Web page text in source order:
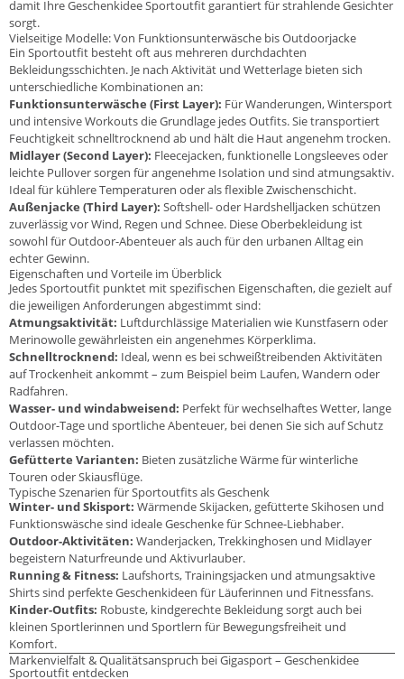
damit Ihre Geschenkidee Sportoutfit garantiert für strahlende Gesichter
sorgt.
Vielseitige Modelle: Von Funktionsunterwäsche bis Outdoorjacke
Ein Sportoutfit besteht oft aus mehreren durchdachten
Bekleidungsschichten. Je nach Aktivität und Wetterlage bieten sich
unterschiedliche Kombinationen an:
Funktionsunterwäsche (First Layer): Für Wanderungen, Wintersport
und intensive Workouts die Grundlage jedes Outfits. Sie transportiert
Feuchtigkeit schnelltrocknend ab und hält die Haut angenehm trocken.
Midlayer (Second Layer): Fleecejacken, funktionelle Longsleeves oder
leichte Pullover sorgen für angenehme Isolation und sind atmungsaktiv.
Ideal für kühlere Temperaturen oder als flexible Zwischenschicht.
Außenjacke (Third Layer): Softshell- oder Hardshelljacken schützen
zuverlässig vor Wind, Regen und Schnee. Diese Oberbekleidung ist
sowohl für Outdoor-Abenteuer als auch für den urbanen Alltag ein
echter Gewinn.
Eigenschaften und Vorteile im Überblick
Jedes Sportoutfit punktet mit spezifischen Eigenschaften, die gezielt auf
die jeweiligen Anforderungen abgestimmt sind:
Atmungsaktivität: Luftdurchlässige Materialien wie Kunstfasern oder
Merinowolle gewährleisten ein angenehmes Körperklima.
Schnelltrocknend: Ideal, wenn es bei schweißtreibenden Aktivitäten
auf Trockenheit ankommt – zum Beispiel beim Laufen, Wandern oder
Radfahren.
Wasser- und windabweisend: Perfekt für wechselhaftes Wetter, lange
Outdoor-Tage und sportliche Abenteuer, bei denen Sie sich auf Schutz
verlassen möchten.
Gefütterte Varianten: Bieten zusätzliche Wärme für winterliche
Touren oder Skiausflüge.
Typische Szenarien für Sportoutfits als Geschenk
Winter- und Skisport: Wärmende Skijacken, gefütterte Skihosen und
Funktionswäsche sind ideale Geschenke für Schnee-Liebhaber.
Outdoor-Aktivitäten: Wanderjacken, Trekkinghosen und Midlayer
begeistern Naturfreunde und Aktivurlauber.
Running & Fitness: Laufshorts, Trainingsjacken und atmungsaktive
Shirts sind perfekte Geschenkideen für Läuferinnen und Fitnessfans.
Kinder-Outfits: Robuste, kindgerechte Bekleidung sorgt auch bei
kleinen Sportlerinnen und Sportlern für Bewegungsfreiheit und
Komfort.
Markenvielfalt & Qualitätsanspruch bei Gigasport – Geschenkidee
Sportoutfit entdecken